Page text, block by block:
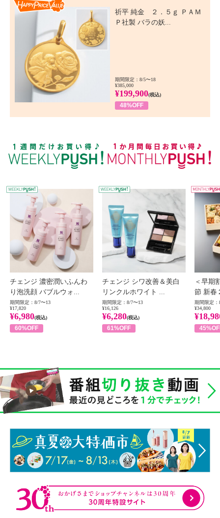
祈平 純金 ２．５ｇ ＰＡＭ
Ｐ社製 バラの妖...
期間限定：8/5〜18
¥385,000
¥199,900(税込)
48%OFF
WEEKLY PUSH
チェンジ 濃密潤いふんわ
り泡洗顔 バブルウォ...
期間限定：8/7〜13
¥17,820
¥6,980(税込)
60%OFF
チェンジ シワ改善＆美白
リンクルホワイト ...
期間限定：8/7〜13
¥16,126
¥6,280(税込)
61%OFF
＜早期
節 新春
期間限定：
¥34,800